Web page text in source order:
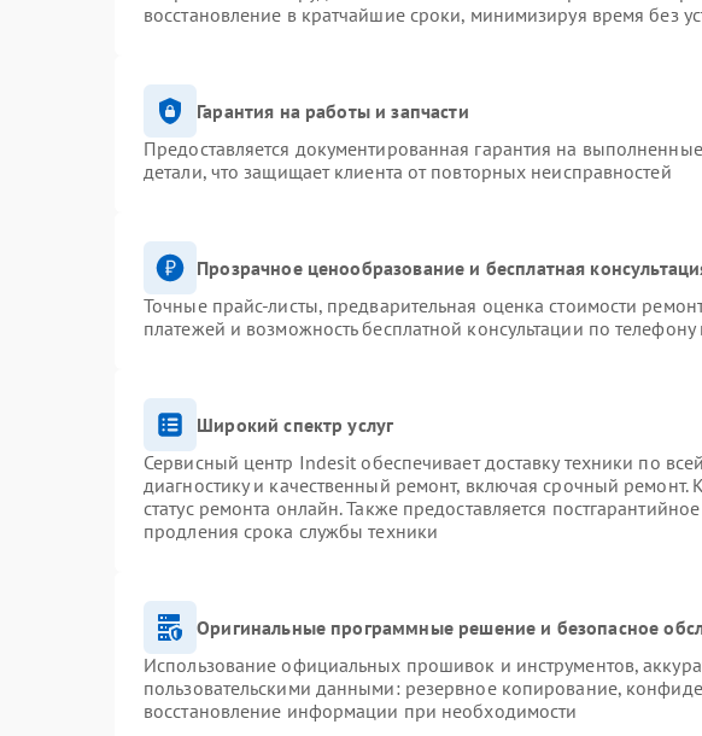
восстановление в кратчайшие сроки, минимизируя время без
Гарантия на работы и запчасти
Предоставляется документированная гарантия на
детали, что защищает клиента от повторных неисправностей
Прозрачное ценообразование и бесплатная
Точные прайс-листы, предварительная оценка стоимости
платежей и возможность бесплатной консультации по
Широкий спектр услуг
Сервисный центр Indesit обеспечивает доставку техники по
диагностику и качественный ремонт, включая срочный ремонт.
статус ремонта онлайн. Также предоставляется
продления срока службы техники
Оригинальные программные решение и безопасное
Использование официальных прошивок и инструментов,
пользовательскими данными: резервное копирование,
восстановление информации при необходимости